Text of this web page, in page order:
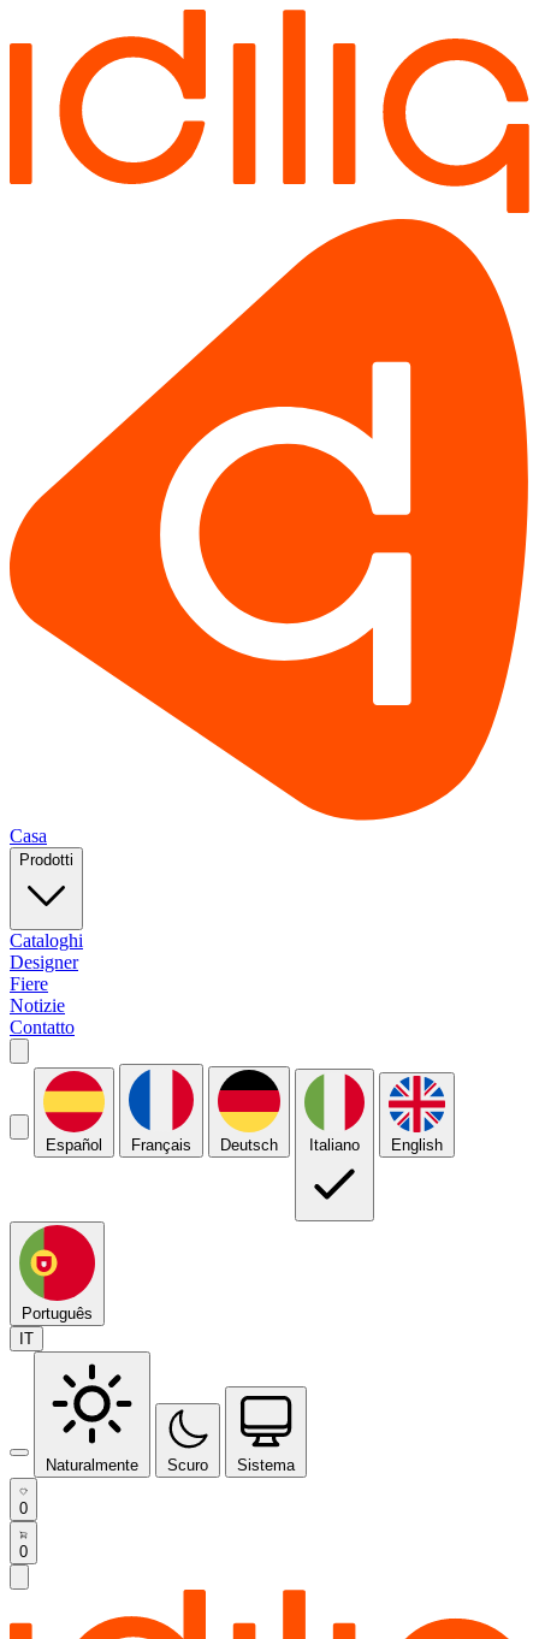
Casa
Prodotti
Cataloghi
Designer
Fiere
Notizie
Contatto
Español Français Deutsch Italiano English
Português
IT
Naturalmente Scuro Sistema
0
0